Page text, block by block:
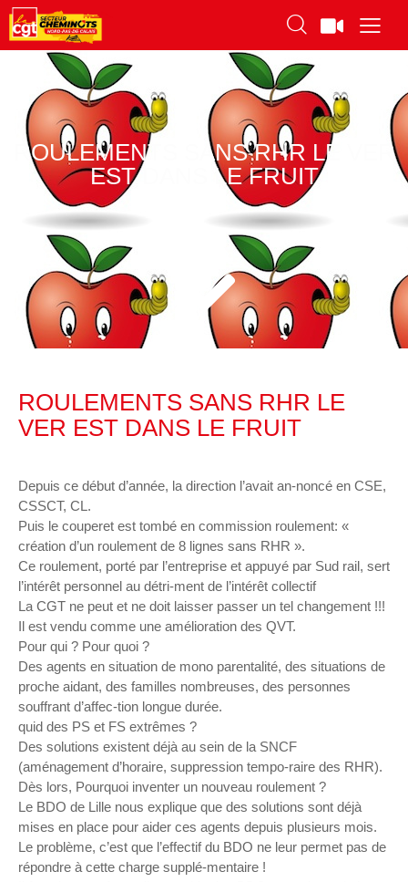
ROULEMENTS SANS RHR LE VER
EST DANS LE FRUIT
ROULEMENTS SANS RHR LE
VER EST DANS LE FRUIT
Depuis ce début d’année, la direction l’avait an-noncé en CSE,
CSSCT, CL.
Puis le couperet est tombé en commission roulement: «
création d’un roulement de 8 lignes sans RHR ».
Ce roulement, porté par l’entreprise et appuyé par Sud rail, sert
l’intérêt personnel au détri-ment de l’intérêt collectif
La CGT ne peut et ne doit laisser passer un tel changement !!!
Il est vendu comme une amélioration des QVT.
Pour qui ? Pour quoi ?
Des agents en situation de mono parentalité, des situations de
proche aidant, des familles nombreuses, des personnes
souffrant d’affec-tion longue durée.
quid des PS et FS extrêmes ?
Des solutions existent déjà au sein de la SNCF
(aménagement d’horaire, suppression tempo-raire des RHR).
Dès lors, Pourquoi inventer un nouveau roulement ?
Le BDO de Lille nous explique que des solutions sont déjà
mises en place pour aider ces agents depuis plusieurs mois.
Le problème, c’est que l’effectif du BDO ne leur permet pas de
répondre à cette charge supplé-mentaire !